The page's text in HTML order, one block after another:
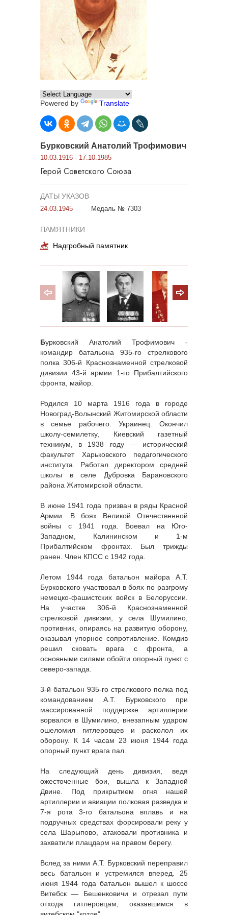
Powered by Translate
Бурковский Анатолий Трофимович
10.03.1916 - 17.10.1985
Герой Советского Союза
ДАТЫ УКАЗОВ
24.03.1945 Медаль № 7303
ПАМЯТНИКИ
Надгробный памятник
Бурковский Анатолий Трофимович -
командир батальона 935-го стрелкового
полка 306-й Краснознаменной стрелковой
дивизии 43-й армии 1-го Прибалтийского
фронта, майор.
Родился 10 марта 1916 года в городе
Новоград-Волынский Житомирской области
в семье рабочего. Украинец. Окончил
школу-семилетку, Киевский газетный
техникум, в 1938 году — исторический
факультет Харьковского педагогического
института. Работал директором средней
школы в селе Дубровка Барановского
района Житомирской области.
В июне 1941 года призван в ряды Красной
Армии. В боях Великой Отечественной
войны с 1941 года. Воевал на Юго-
Западном, Калининском и 1-м
Прибалтийском фронтах. Был трижды
ранен. Член КПСС с 1942 года.
Летом 1944 года батальон майора А.Т.
Бурковского участвовал в боях по разгрому
немецко-фашистских войск в Белоруссии.
На участке 306-й Краснознаменной
стрелковой дивизии, у села Шумилино,
противник, опираясь на развитую оборону,
оказывал упорное сопротивление. Комдив
решил сковать врага с фронта, а
основными силами обойти опорный пункт с
северо-запада.
3-й батальон 935-го стрелкового полка под
командованием А.Т. Бурковского при
массированной поддержке артиллерии
ворвался в Шумилино, внезапным ударом
ошеломил гитлеровцев и расколол их
оборону. К 14 часам 23 июня 1944 года
опорный пункт врага пал.
На следующий день дивизия, ведя
ожесточенные бои, вышла к Западной
Двине. Под прикрытием огня нашей
артиллерии и авиации полковая разведка и
7-я рота 3-го батальона вплавь и на
подручных средствах форсировали реку у
села Шарыпово, атаковали противника и
захватили плацдарм на правом берегу.
Вслед за ними А.Т. Бурковский переправил
весь батальон и устремился вперед. 25
июня 1944 года батальон вышел к шоссе
Витебск — Бешенковичи и отрезал пути
отхода гитлеровцам, оказавшимся в